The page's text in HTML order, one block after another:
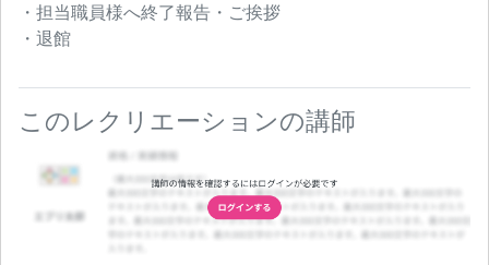
・担当職員様へ終了報告・ご挨拶
・退館
このレクリエーションの講師